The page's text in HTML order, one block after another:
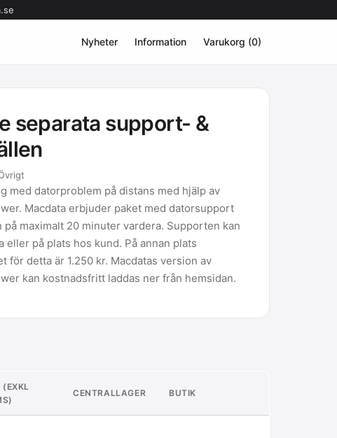
Nyheter Information Varukorg (0)
separata support- &
med datorproblem på distans med hjälp av
Macdata erbjuder paket med datorsupport
maximalt 20 minuter vardera. Supporten kan
eller på plats hos kund. På annan plats
för detta är 1.250 kr. Macdatas version av
kan kostnadsfritt laddas ner från hemsidan.
(EXKL
CENTRALLAGER BUTIK